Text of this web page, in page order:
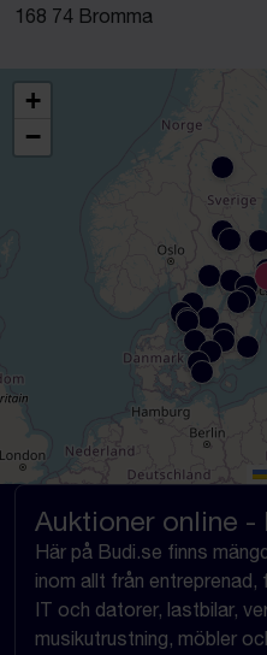
168 74 Bromma
+
−
Auktioner online -
Här på Budi.se finns
inom allt från
IT och datorer, lastbilar,
musikutrustning, möbler